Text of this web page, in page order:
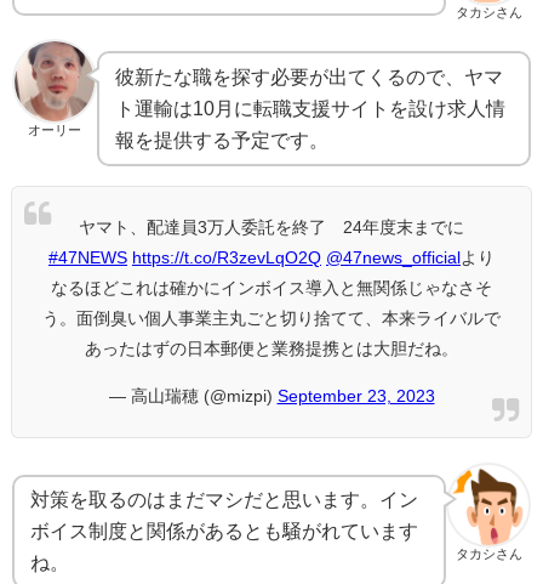
タカシさん
オーリー
彼新たな職を探す必要が出てくるので、ヤマ
ト運輸は10月に転職支援サイトを設け求人情
報を提供する予定です。
ヤマト、配達員3万人委託を終了 24年度末までに
#47NEWS https://t.co/R3zevLqO2Q @47news_official より
なるほどこれは確かにインボイス導入と無関係じゃなさそ
う。面倒臭い個人事業主丸ごと切り捨てて、本来ライバルで
あったはずの日本郵便と業務提携とは大胆だね。
— 高山瑞穂 (@mizpi) September 23, 2023
タカシさん
対策を取るのはまだマシだと思います。イン
ボイス制度と関係があるとも騒がれています
ね。